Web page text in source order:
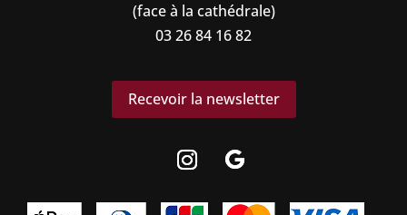
(face à la cathédrale)
03 26 84 16 82
Recevoir la newsletter